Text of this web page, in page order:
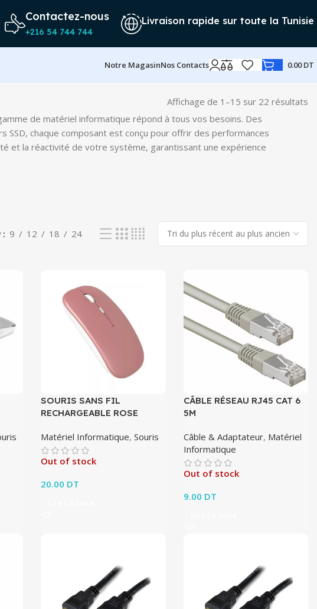
Contactez-nous
+216 54 744 744
Livraison rapide sur toute la Tunisie
Notre MagasinNos Contacts 0.00DT
Affichage de 1–15 sur 22 résultats
de matériel informatique répond à tous vos besoins. Des
chaque composant est conçu pour offrir des performances
et la réactivité de votre système, garantissant une expérience
9 12 18 24
SOURIS SANS FIL
RECHARGEABLE ROSE
Matériel Informatique,Souris
Out of stock
20.00 DT
CÂBLE RÉSEAU RJ45 CAT 6
5M
Câble & Adaptateur, Matériel
Informatique
Out of stock
9.00 DT